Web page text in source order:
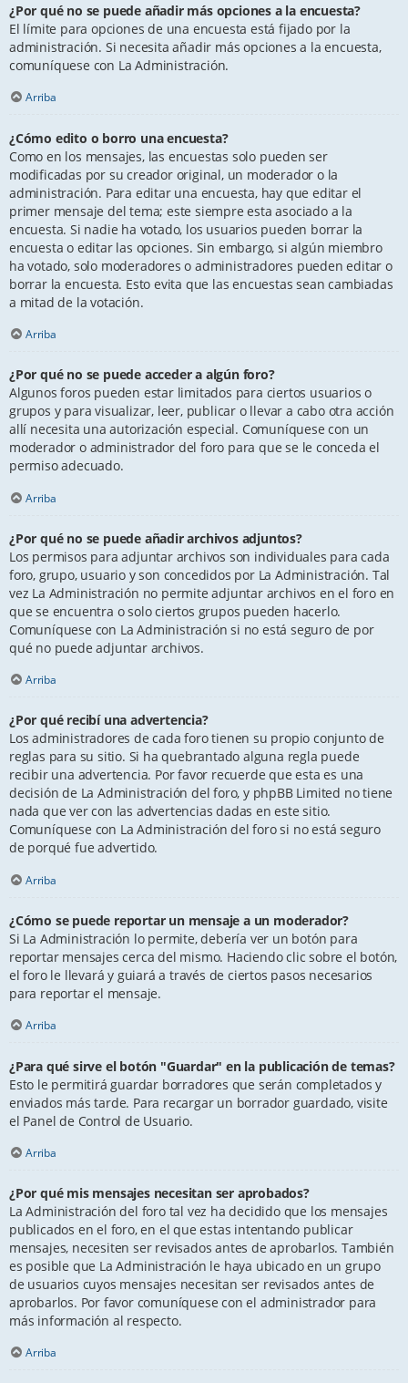
¿Por qué no se puede añadir más opciones a la encuesta?
El límite para opciones de una encuesta está fijado por la
administración. Si necesita añadir más opciones a la encuesta,
comuníquese con La Administración.
Arriba
¿Cómo edito o borro una encuesta?
Como en los mensajes, las encuestas solo pueden ser
modificadas por su creador original, un moderador o la
administración. Para editar una encuesta, hay que editar el
primer mensaje del tema; este siempre esta asociado a la
encuesta. Si nadie ha votado, los usuarios pueden borrar la
encuesta o editar las opciones. Sin embargo, si algún miembro
ha votado, solo moderadores o administradores pueden editar o
borrar la encuesta. Esto evita que las encuestas sean cambiadas
a mitad de la votación.
Arriba
¿Por qué no se puede acceder a algún foro?
Algunos foros pueden estar limitados para ciertos usuarios o
grupos y para visualizar, leer, publicar o llevar a cabo otra acción
allí necesita una autorización especial. Comuníquese con un
moderador o administrador del foro para que se le conceda el
permiso adecuado.
Arriba
¿Por qué no se puede añadir archivos adjuntos?
Los permisos para adjuntar archivos son individuales para cada
foro, grupo, usuario y son concedidos por La Administración. Tal
vez La Administración no permite adjuntar archivos en el foro en
que se encuentra o solo ciertos grupos pueden hacerlo.
Comuníquese con La Administración si no está seguro de por
qué no puede adjuntar archivos.
Arriba
¿Por qué recibí una advertencia?
Los administradores de cada foro tienen su propio conjunto de
reglas para su sitio. Si ha quebrantado alguna regla puede
recibir una advertencia. Por favor recuerde que esta es una
decisión de La Administración del foro, y phpBB Limited no tiene
nada que ver con las advertencias dadas en este sitio.
Comuníquese con La Administración del foro si no está seguro
de porqué fue advertido.
Arriba
¿Cómo se puede reportar un mensaje a un moderador?
Si La Administración lo permite, debería ver un botón para
reportar mensajes cerca del mismo. Haciendo clic sobre el botón,
el foro le llevará y guiará a través de ciertos pasos necesarios
para reportar el mensaje.
Arriba
¿Para qué sirve el botón "Guardar" en la publicación de temas?
Esto le permitirá guardar borradores que serán completados y
enviados más tarde. Para recargar un borrador guardado, visite
el Panel de Control de Usuario.
Arriba
¿Por qué mis mensajes necesitan ser aprobados?
La Administración del foro tal vez ha decidido que los mensajes
publicados en el foro, en el que estas intentando publicar
mensajes, necesiten ser revisados antes de aprobarlos. También
es posible que La Administración le haya ubicado en un grupo
de usuarios cuyos mensajes necesitan ser revisados antes de
aprobarlos. Por favor comuníquese con el administrador para
más información al respecto.
Arriba